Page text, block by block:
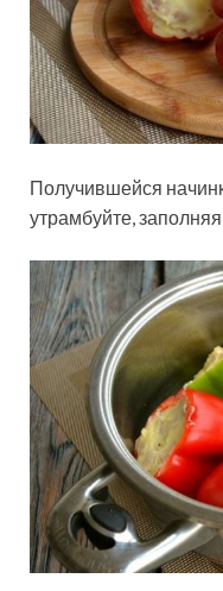
Получившейся
утрамбуйте,